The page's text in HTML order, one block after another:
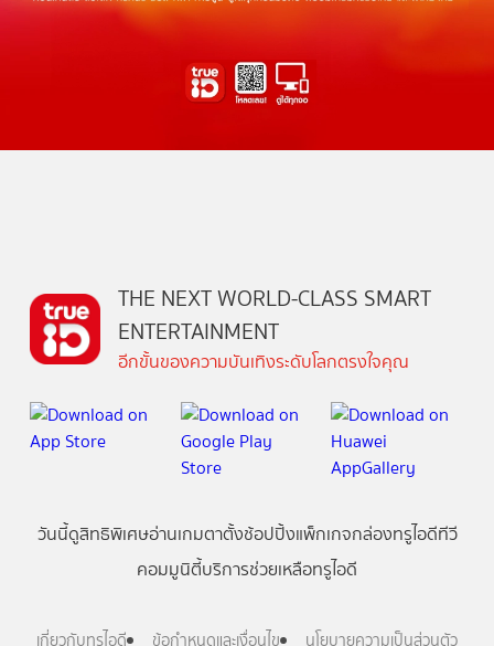
THE NEXT WORLD-CLASS SMART
ENTERTAINMENT
อีกขั้นของความบันเทิงระดับโลกตรงใจคุณ
วันนี้ดูสิทธิพิเศษอ่านเกมตาตั้งช้อปปิ้งแพ็กเกจกล่องทรูไอดีทีวี
คอมมูนิตี้บริการช่วยเหลือทรูไอดี
เกี่ยวกับทรูไอดี ข้อกำหนดและเงื่อนไข นโยบายความเป็นส่วนตัว